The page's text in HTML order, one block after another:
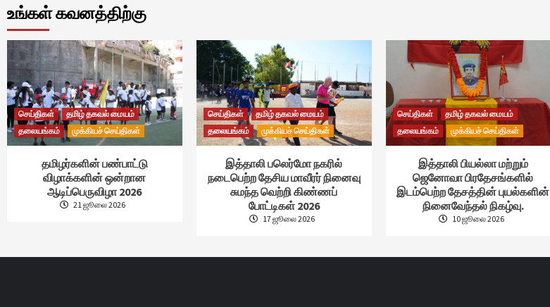
உங்கள் கவனத்திற்கு
செய்திகள்
தமிழ் தகவல் மையம்
தலையங்கம்
முக்கியச் செய்திகள்
தமிழர்களின் பண்பாட்டு
விழாக்களின் ஒன்றான
ஆடிப்பெருவிழா 2026
21 ஜூலை 2026
செய்திகள்
தமிழ் தகவல் மையம்
தலையங்கம்
முக்கியச் செய்திகள்
இத்தாலி பலெர்மோ நகரில்
நடைபெற்ற தேசிய மாவீரர் நினைவு
சுமந்த வெற்றி கிண்ணப்
போட்டிகள் 2026
17 ஜூலை 2026
செய்திகள்
தமிழ் தகவல் மையம்
தலையங்கம்
முக்கியச் செய்திகள்
இத்தாலி பியல்லா மற்றும்
ஜெனோவா பிரதேசங்களில்
இடம்பெற்ற தேசத்தின் புயல்களின்
நினைவேந்தல் நிகழ்வு.
10 ஜூலை 2026